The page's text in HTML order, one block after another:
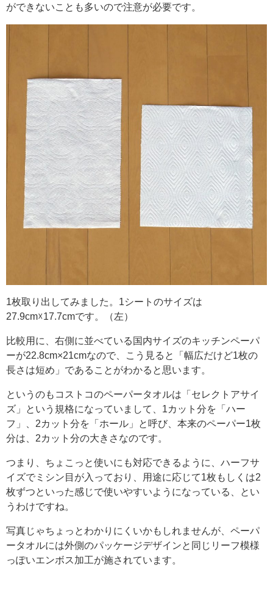
ができないことも多いので注意が必要です。
1枚取り出してみました。1シートのサイズは
27.9cm☓17.7cmです。（左）
比較用に、右側に並べている国内サイズのキッチンペーパ
ーが22.8cm×21cmなので、こう見ると「幅広だけど1枚の
長さは短め」であることがわかると思います。
というのもコストコのペーパータオルは「セレクトアサイ
ズ」という規格になっていまして、1カット分を「ハー
フ」、2カット分を「ホール」と呼び、本来のペーパー1枚
分は、2カット分の大きさなのです。
つまり、ちょこっと使いにも対応できるように、ハーフサ
イズでミシン目が入っており、用途に応じて1枚もしくは2
枚ずつといった感じで使いやすいようになっている、とい
うわけですね。
写真じゃちょっとわかりにくいかもしれませんが、ペーパ
ータオルには外側のパッケージデザインと同じリーフ模様
っぽいエンボス加工が施されています。